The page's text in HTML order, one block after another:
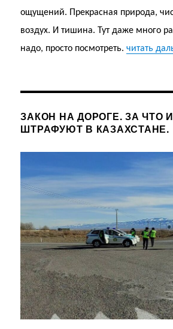
ощущений. Прекрасная природа,
воздух. И тишина. Тут даже много
надо, просто посмотреть.читать
ЗАКОН НА ДОРОГЕ. ЗА ЧТО
ШТРАФУЮТ В КАЗАХСТАНЕ.